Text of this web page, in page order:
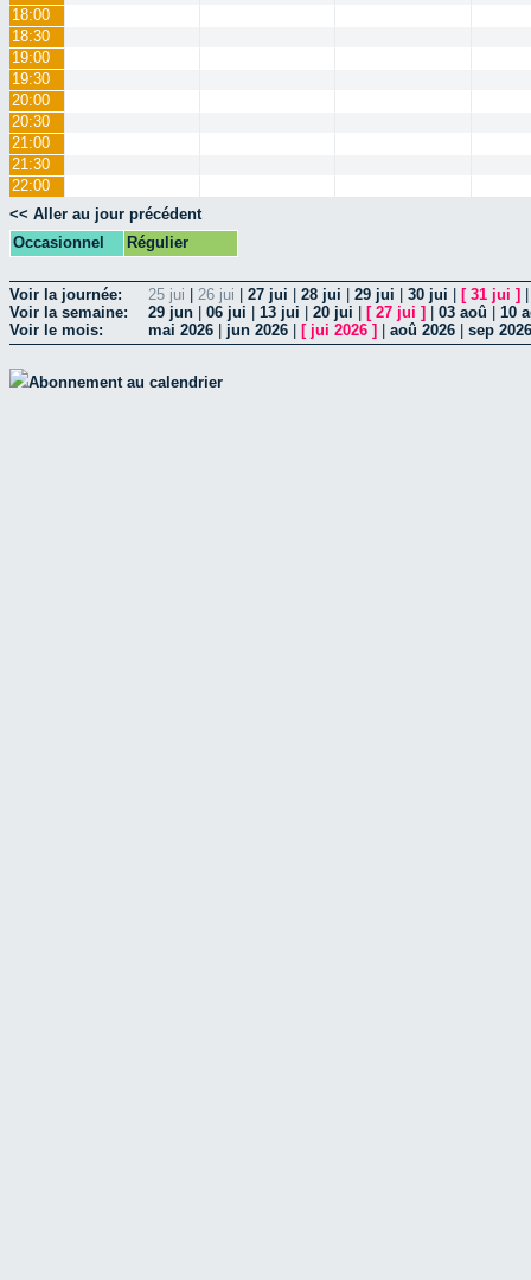
18:00
18:30
19:00
19:30
20:00
20:30
21:00
21:30
22:00
<< Aller au jour précédent
Occasionnel
Régulier
Voir la journée: 25 jui 26 jui 27 jui 28 jui 29 jui 30 jui [ 31 jui ]
Voir la semaine:
29 jun 06 jui 13 jui 20 jui [ 27 jui ] 03 aoû
10
Voir le mois:
mai 2026 jun 2026 [ jui 2026 ] aoû 2026 sep 2026
Abonnement au calendrier